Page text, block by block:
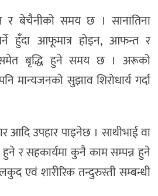
र बेचैनीको समय छ । सानातिना
हुँदा आफूमात्र होइन, आफन्त र
समेत बृद्धि हुने समय छ । अरूको
मान्यजनको सुझाव शिरोधार्य गर्दा
आदि उपहार पाइनेछ । साथीभाई वा
र सहकार्यमा कुनै काम सम्पन्न हुने
एवं शारीरिक तन्दुरुस्ती सम्बन्धी